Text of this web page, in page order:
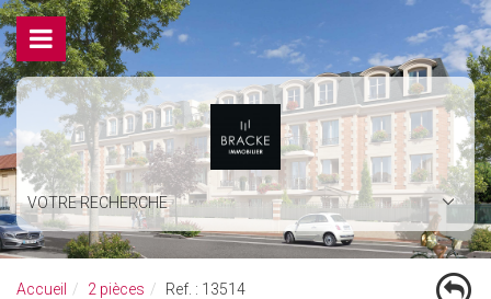
VOTRE RECHERCHE
Accueil 2 pièces Ref. : 13514